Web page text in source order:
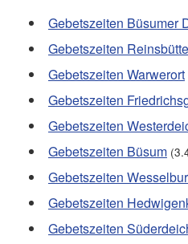
Gebetszeiten Büsumer
Gebetszeiten
Gebetszeiten Warwerort
Gebetszeiten
Gebetszeiten
Gebetszeiten Büsum
Gebetszeiten
Gebetszeiten
Gebetszeiten